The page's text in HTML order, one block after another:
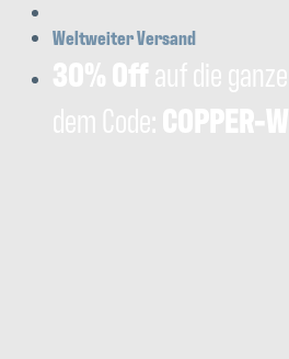
Weltweiter Versand